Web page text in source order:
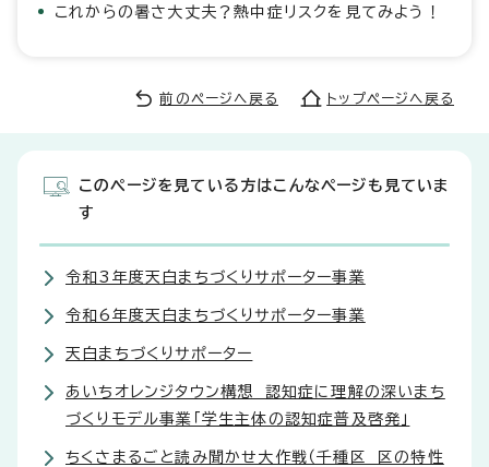
これからの暑さ大丈夫？熱中症リスクを見てみよう！
前のページへ戻る トップページへ戻る
このページを見ている方はこんなページも見ていま
す
令和3年度天白まちづくりサポーター事業
令和6年度天白まちづくりサポーター事業
天白まちづくりサポーター
あいちオレンジタウン構想 認知症に理解の深いまち
づくりモデル事業「学生主体の認知症普及啓発」
ちくさまるごと読み聞かせ大作戦（千種区 区の特性